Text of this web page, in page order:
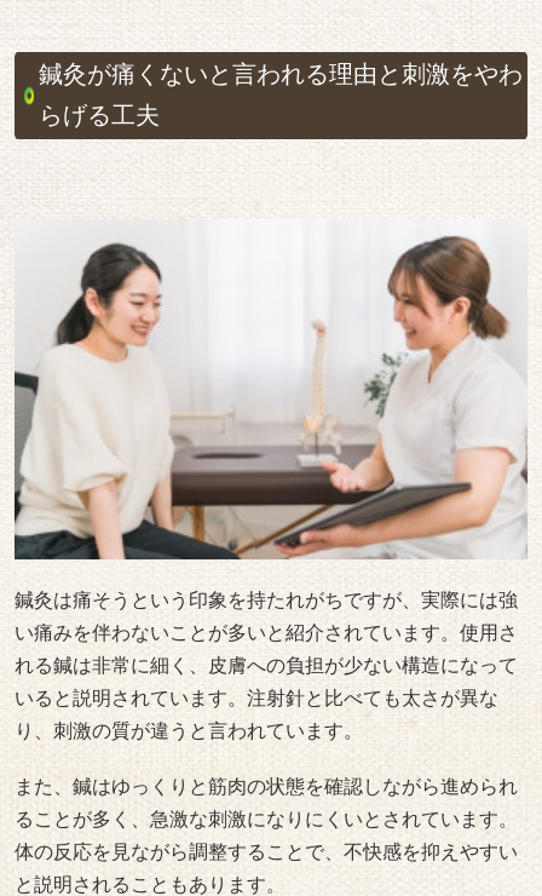
鍼灸が痛くないと言われる理由と刺激をやわ
らげる工夫
鍼灸は痛そうという印象を持たれがちですが、実際には強
い痛みを伴わないことが多いと紹介されています。使用さ
れる鍼は非常に細く、皮膚への負担が少ない構造になって
いると説明されています。注射針と比べても太さが異な
り、刺激の質が違うと言われています。
また、鍼はゆっくりと筋肉の状態を確認しながら進められ
ることが多く、急激な刺激になりにくいとされています。
体の反応を見ながら調整することで、不快感を抑えやすい
と説明されることもあります。